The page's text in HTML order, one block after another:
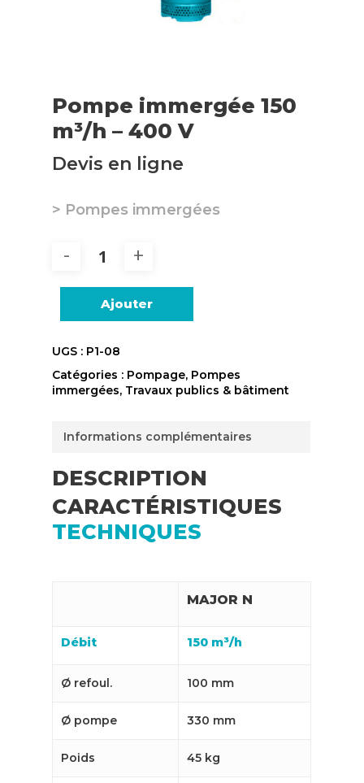
Pompe immergée 150
m³/h – 400 V
Devis en ligne
> Pompes immergées
Ajouter
UGS : P1-08
Catégories : Pompage, Pompes
immergées, Travaux publics & bâtiment
Informations complémentaires
DESCRIPTION
CARACTÉRISTIQUES
TECHNIQUES
MAJOR N
Débit 150 m³/h
Ø refoul. 100 mm
Ø pompe 330 mm
Poids 45 kg